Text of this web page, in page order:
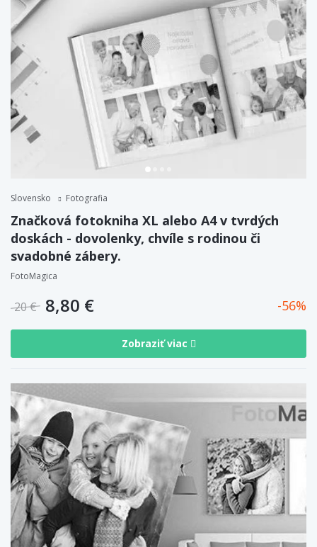
Slovensko Fotografia
Značková fotokniha XL alebo A4 v tvrdých
doskách - dovolenky, chvíle s rodinou či
svadobné zábery.
FotoMagica
20 € 8,80 € 56
Zobraziť viac